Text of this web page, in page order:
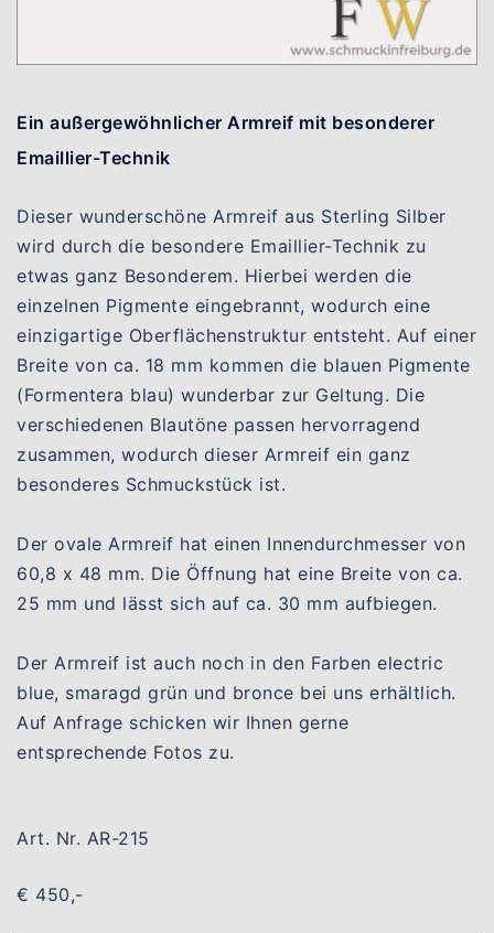
Ein außergewöhnlicher Armreif mit besonderer
Emaillier-Technik
Dieser wunderschöne Armreif aus Sterling Silber
wird durch die besondere Emaillier-Technik zu
etwas ganz Besonderem. Hierbei werden die
einzelnen Pigmente eingebrannt, wodurch eine
einzigartige Oberflächenstruktur entsteht. Auf einer
Breite von ca. 18 mm kommen die blauen Pigmente
(Formentera blau) wunderbar zur Geltung. Die
verschiedenen Blautöne passen hervorragend
zusammen, wodurch dieser Armreif ein ganz
besonderes Schmuckstück ist.
Der ovale Armreif hat einen Innendurchmesser von
60,8 x 48 mm. Die Öffnung hat eine Breite von ca.
25 mm und lässt sich auf ca. 30 mm aufbiegen.
Der Armreif ist auch noch in den Farben electric
blue, smaragd grün und bronce bei uns erhältlich.
Auf Anfrage schicken wir Ihnen gerne
entsprechende Fotos zu.
Art. Nr. AR-215
€ 450,-